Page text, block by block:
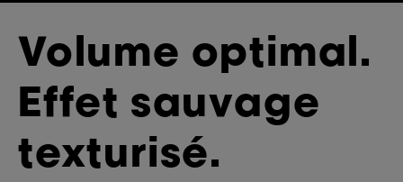
Volume optimal.
Effet sauvage
texturisé.